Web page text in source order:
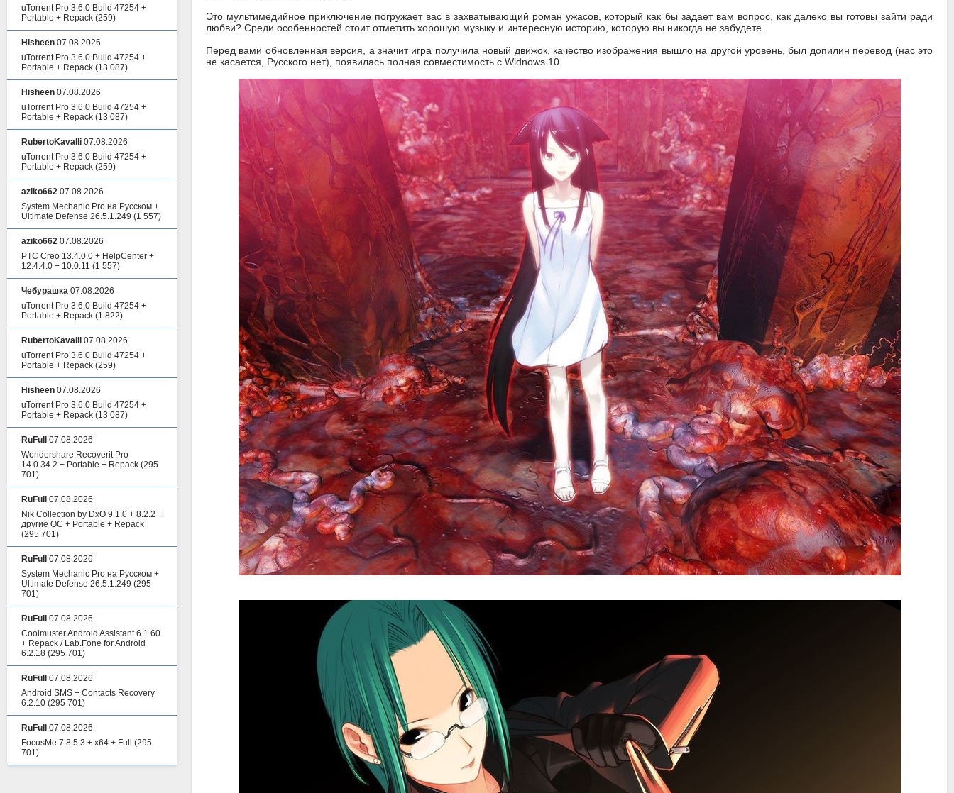
Это мультимедийное приключение погружает вас в захватывающий роман ужасов, который как бы задает вам вопрос, как далеко вы готовы зайти ради
любви? Среди особенностей стоит отметить хорошую музыку и интересную историю, которую вы никогда не забудете.
Перед вами обновленная версия, а значит игра получила новый движок, качество изображения вышло на другой уровень, был допилин перевод (нас это
не касается, Русского нет), появилась полная совместимость с Widnows 10.
uTorrent Pro 3.6.0 Build 47254 +
Portable + Repack (259)
Hisheen 07.08.2026
uTorrent Pro 3.6.0 Build 47254 +
Portable + Repack (13 087)
Hisheen 07.08.2026
uTorrent Pro 3.6.0 Build 47254 +
Portable + Repack (13 087)
RubertoKavalli 07.08.2026
uTorrent Pro 3.6.0 Build 47254 +
Portable + Repack (259)
aziko662 07.08.2026
System Mechanic Pro на Русском +
Ultimate Defense 26.5.1.249 (1 557)
aziko662 07.08.2026
PTC Creo 13.4.0.0 + HelpCenter +
12.4.4.0 + 10.0.11 (1 557)
Чебурашка 07.08.2026
uTorrent Pro 3.6.0 Build 47254 +
Portable + Repack (1 822)
RubertoKavalli 07.08.2026
uTorrent Pro 3.6.0 Build 47254 +
Portable + Repack (259)
Hisheen 07.08.2026
uTorrent Pro 3.6.0 Build 47254 +
Portable + Repack (13 087)
RuFull
07.08.2026
Wondershare Recoverit Pro
14.0.34.2 + Portable + Repack (295
701)
RuFull
07.08.2026
Nik Collection by DxO 9.1.0 + 8.2.2 +
другие ОС + Portable + Repack
(295 701)
RuFull
07.08.2026
System Mechanic Pro на Русском +
Ultimate Defense 26.5.1.249 (295
701)
RuFull
07.08.2026
Coolmuster Android Assistant 6.1.60
+ Repack / Lab.Fone for Android
6.2.18 (295 701)
RuFull
07.08.2026
Android SMS + Contacts Recovery
6.2.10 (295 701)
RuFull
07.08.2026
FocusMe 7.8.5.3 + x64 + Full
(295
701)